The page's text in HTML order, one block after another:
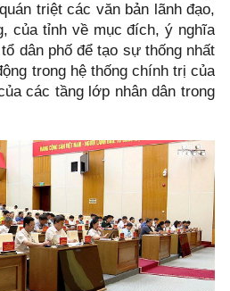
triệt các văn bản lãnh đạo,
của tỉnh về mục đích, ý nghĩa
dân phố để tạo sự thống nhất
trong hệ thống chính trị của
các tầng lớp nhân dân trong